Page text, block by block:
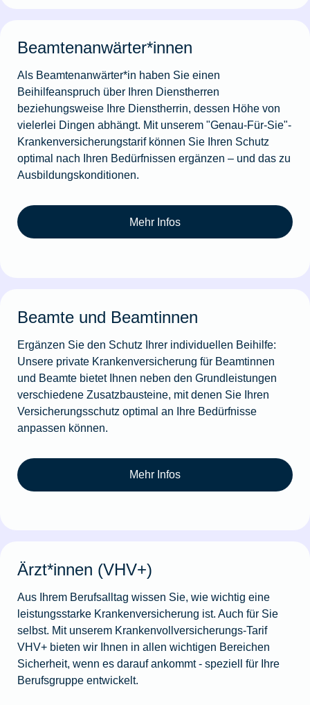
Beamtenanwärter*innen
Als Beamtenanwärter*in haben Sie einen
Beihilfeanspruch über Ihren Dienstherren
beziehungsweise Ihre Dienstherrin, dessen Höhe von
vielerlei Dingen abhängt. Mit unserem "Genau-Für-Sie"-
Krankenversicherungstarif können Sie Ihren Schutz
optimal nach Ihren Bedürfnissen ergänzen – und das zu
Ausbildungskonditionen.
Mehr Infos
Beamte und Beamtinnen
Ergänzen Sie den Schutz Ihrer individuellen Beihilfe:
Unsere private Krankenversicherung für Beamtinnen
und Beamte bietet Ihnen neben den Grundleistungen
verschiedene Zusatzbausteine, mit denen Sie Ihren
Versicherungsschutz optimal an Ihre Bedürfnisse
anpassen können.
Mehr Infos
Ärzt*innen (VHV+)
Aus Ihrem Berufsalltag wissen Sie, wie wichtig eine
leistungsstarke Krankenversicherung ist. Auch für Sie
selbst. Mit unserem Krankenvollversicherungs-Tarif
VHV+ bieten wir Ihnen in allen wichti­gen Bereichen
Sicherheit, wenn es darauf ankommt - speziell für Ihre
Berufsgruppe entwickelt.